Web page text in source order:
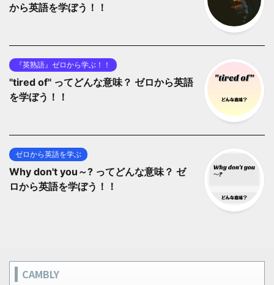
から英語を学ぼう！！
『英熟語』ゼロから学ぶ！！
"tired of" ってどんな意味？ ゼロから英語
を学ぼう！！
ゼロから英語を学ぶ
Why don't you～? ってどんな意味？ ゼ
ロから英語を学ぼう！！
CAMBLY